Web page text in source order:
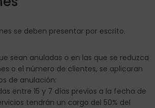
se deben presentar por escrito.
sean anuladas o en las que se reduzca
o el número de clientes, se aplicaran
de anulación:
entre 15 y 7 días previos a la fecha de
tendrán un cargo del 50% del